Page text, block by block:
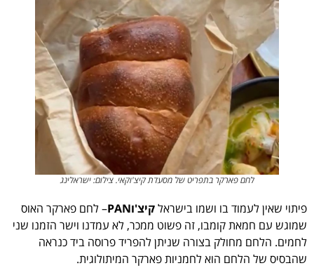
לחם פארקר בתפריט של מסעדת קיצ'וקאי. צילום: ישראלינג
פיתוי שאין לעמוד בו ושמו בישראלקיצ'וPAN– לחם פארקר האוס
שמוגש עם חמאת קומבו, זה פשוט ממכר, לא עמדנו וישר הזמנו שני
לחמים. הלחם מחולק בצורה שניתן להפריד פרוסה ביד כנראה
שהבסיס של הלחם הוא לחמניות פארקר המיתולוגית.